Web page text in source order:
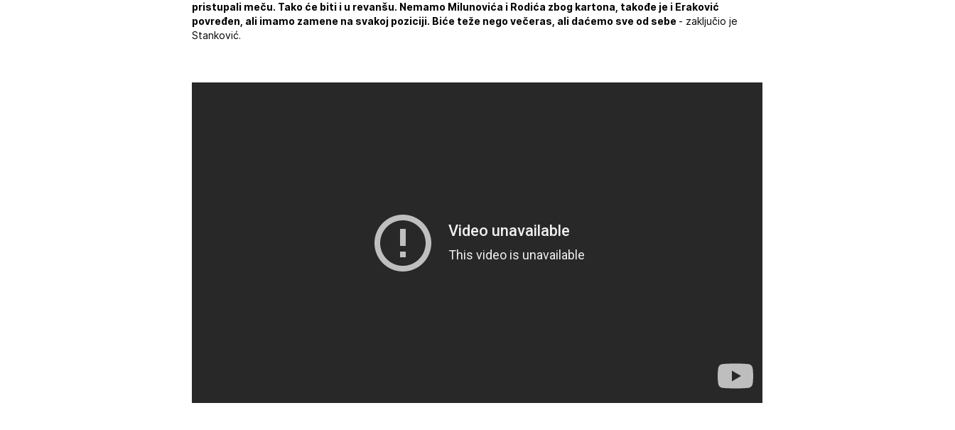
pristupali meču. Tako će biti i u revanšu. Nemamo Milunovića i Rodića zbog kartona, takođe je i Eraković
povređen, ali imamo zamene na svakoj poziciji. Biće teže nego večeras, ali daćemo sve od sebe - zaključio je
Stanković.